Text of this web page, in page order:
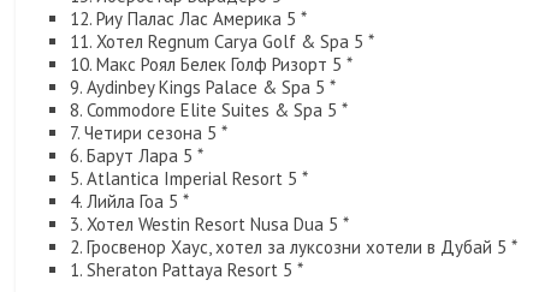
12. Риу Палас Лас Америка 5 *
11. Хотел Regnum Carya Golf & Spa 5 *
10. Макс Роял Белек Голф Ризорт 5 *
9. Aydinbey Kings Palace & Spa 5 *
8. Commodore Elite Suites & Spa 5 *
7. Четири сезона 5 *
6. Барут Лара 5 *
5. Atlantica Imperial Resort 5 *
4. Лийла Гоа 5 *
3. Хотел Westin Resort Nusa Dua 5 *
2. Гросвенор Хаус, хотел за луксозни хотели в Дубай 5 *
1. Sheraton Pattaya Resort 5 *